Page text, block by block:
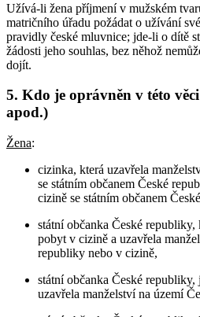
Užívá-li žena příjmení v mužském
matričního úřadu požádat o užívání
pravidly české mluvnice; jde-li o dítě
žádosti jeho souhlas, bez něhož
dojít.
5. Kdo je oprávněn v této
apod.)
Žena:
cizinka, která uzavřela
se státním občanem České
cizině se státním občanem
státní občanka České
pobyt v cizině a uzavřela
republiky nebo v cizině,
státní občanka České
uzavřela manželství na území